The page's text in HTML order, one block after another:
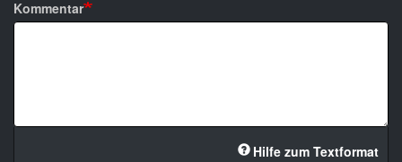
Kommentar
Hilfe zum Textformat